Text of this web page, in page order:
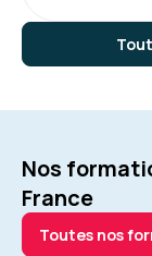
Nos
France
Toutes nos